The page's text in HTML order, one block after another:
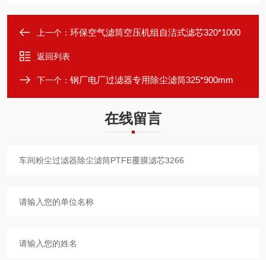
上一个： 环保空气滤筒空压机组自洁式滤芯320*1000
返回列表
下一个： 钢厂电厂过滤器专用除尘滤筒325*900mm
在线留言